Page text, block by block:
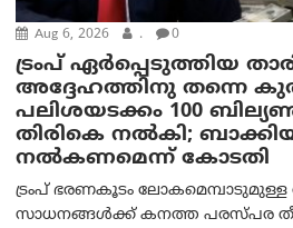
Aug 6, 2026 . 0
ട്രംപ് ഏര്‍പ്പെടുത്തിയ
അദ്ദേഹത്തിനു തന്നെ
പലിശയടക്കം 100
തിരികെ നല്‍കി;
നല്‍കണമെന്ന് കോടതി
ട്രംപ് ഭരണകൂടം ലോകമെമ്പാടുമുള്ള
സാധനങ്ങൾക്ക് കനത്ത പരസ്പര